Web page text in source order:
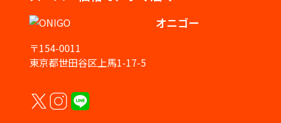
オニゴー
〒154-0011
東京都世田谷区上馬1-17-5